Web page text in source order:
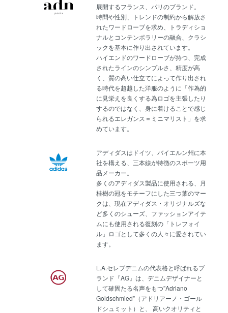
展開するフランス、パリのブランド。
時間や性別、トレンドの制約から解放さ
れたワードローブを求め、トラディショ
ナルとコンテンポラリーの融合、クラシ
ックを基本に作り出されています。
ハイエンドのワードローブが持つ、完成
されたラインのシンプルさ、精度が高
く、質の高い仕立てによって作り出され
る時代を超越した洋服のように「作為的
に見栄えを良くする為ロゴを主張したり
するのではなく、身に着けることで感じ
られるエレガンス＝ミニマリスト」を求
めています。
アディダスはドイツ、バイエルン州に本
社を構える、三本線が特徴のスポーツ用
品メーカー。
多くのアディダス製品に使用される、月
桂樹の冠をモチーフにした三つ葉のマー
クは、現在アディダス・オリジナルズな
ど多くのシューズ、ファッションアイテ
ムにも使用される復刻の「トレフォイ
ル」ロゴとして多くの人々に愛されてい
ます。
L.A.セレブデニムの代表格と呼ばれるブ
ランド『AG』は、デニムデザイナーと
して確固たる名声をもつ”Adriano
Goldschmied”（アドリアーノ・ゴール
ドシュミット）と、 高いクオリティと